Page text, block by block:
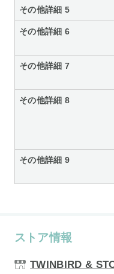
その他詳細 5
その他詳細 6
その他詳細 7
その他詳細 8
その他詳細 9
ストア情報
TWINBIRD &